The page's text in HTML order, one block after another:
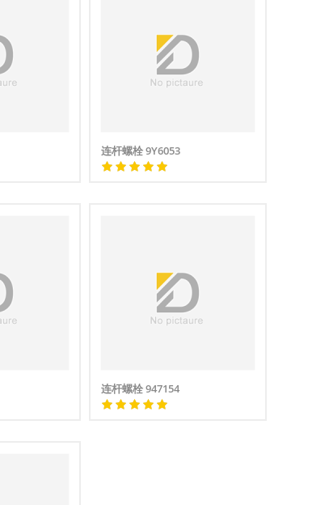
连杆螺栓 9Y6053
连杆螺栓 947154